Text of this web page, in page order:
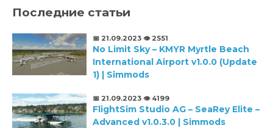
Последние статьи
📅 21.09.2023 👁️ 2551
No Limit Sky – KMYR Myrtle Beach
International Airport v1.0.0 (Update
1) | Simmods
📅 21.09.2023 👁️ 4199
FlightSim Studio AG – SeaRey Elite –
Advanced v1.0.3.0 | Simmods